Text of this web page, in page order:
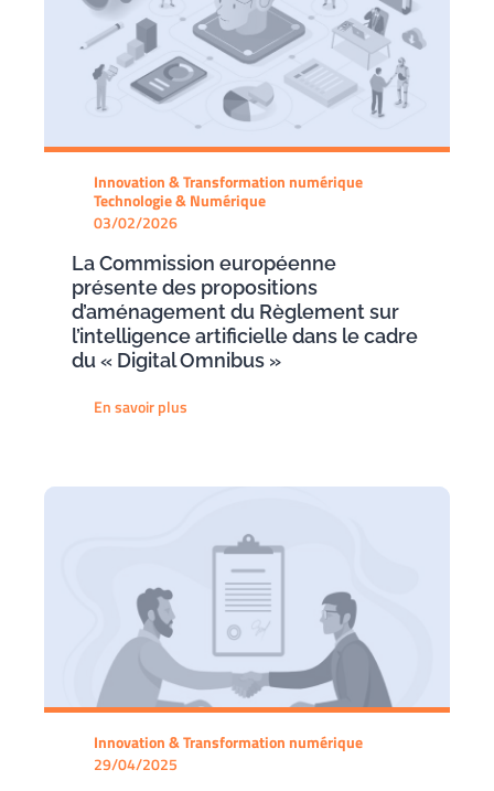
Innovation & Transformation numérique
Technologie & Numérique
03/02/2026
La Commission européenne
présente des propositions
d’aménagement du Règlement sur
l’intelligence artificielle dans le cadre
du « Digital Omnibus »
En savoir plus
Innovation & Transformation numérique
29/04/2025